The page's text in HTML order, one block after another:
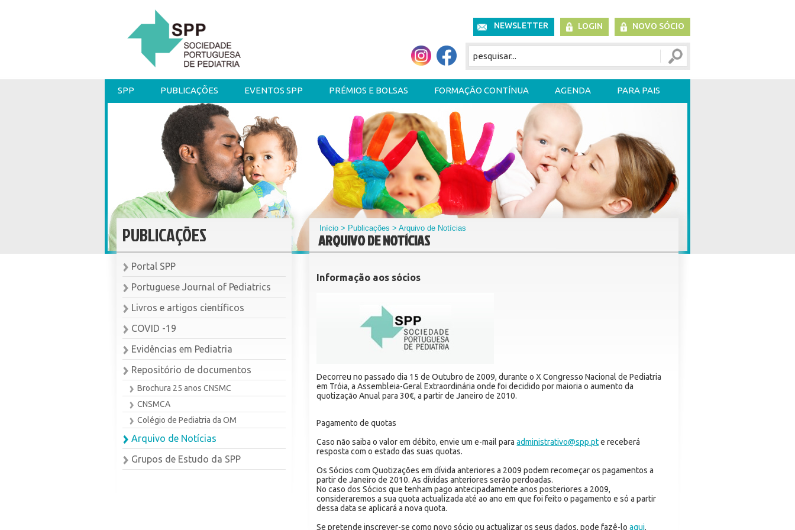
NEWSLETTER LOGIN NOVO SÓCIO
SPP PUBLICAÇÕES EVENTOS SPP PRÉMIOS E BOLSAS FORMAÇÃO CONTÍNUA AGENDA PARA PAIS
PUBLICAÇÕES
Portal SPP
Portuguese Journal of Pediatrics
Livros e artigos científicos
COVID -19
Evidências em Pediatria
Repositório de documentos
Brochura 25 anos CNSMC
CNSMCA
Colégio de Pediatria da OM
Arquivo de Notícias
Grupos de Estudo da SPP
Início > Publicações > Arquivo de Notícias
ARQUIVO DE NOTÍCIAS
Informação aos sócios
Decorreu no passado dia 15 de Outubro de 2009, durante o X Congresso Nacional de Pediatria
em Tróia, a Assembleia-Geral Extraordinária onde foi decidido por maioria o aumento da
quotização Anual para 30€, a partir de Janeiro de 2010.
Pagamento de quotas
Caso não saiba o valor em débito, envie um e-mail paraadministrativo@spp.pte receberá
resposta com o estado das suas quotas.
Os Sócios com Quotizações em dívida anteriores a 2009 podem recomeçar os pagamentos a
partir de Janeiro de 2010. As dívidas anteriores serão perdoadas.
No caso dos Sócios que tenham pago antecipadamente anos posteriores a 2009,
consideraremos a sua quota actualizada até ao ano em que foi feito o pagamento e só a partir
dessa data se aplicará a nova quota.
Se pretende inscrever-se como novo sócio ou actualizar os seus dados, pode fazê-loaqui.